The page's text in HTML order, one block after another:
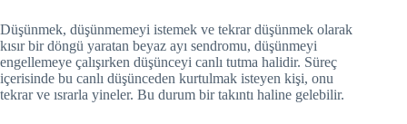
Düşünmek, düşünmemeyi istemek ve tekrar düşünmek olarak
kısır bir döngü yaratan beyaz ayı sendromu, düşünmeyi
engellemeye çalışırken düşünceyi canlı tutma halidir. Süreç
içerisinde bu canlı düşünceden kurtulmak isteyen kişi, onu
tekrar ve ısrarla yineler. Bu durum bir takıntı haline gelebilir.